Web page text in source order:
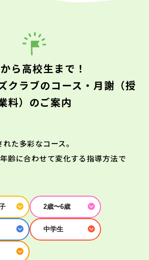
ら高校生まで！
クラブのコース・月謝（授
料）のご案内
た多彩なコース。
齢に合わせて変化する指導方法で
2歳〜6歳
中学生